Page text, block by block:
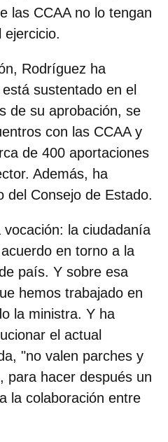
las CCAA no lo tengan
ejercicio.
Rodríguez ha
sustentado en el
de su aprobación, se
con las CCAA y
de 400 aportaciones
Además, ha
del Consejo de Estado.
la ciudadanía
en torno a la
país. Y sobre esa
hemos trabajado en
la ministra. Y ha
el actual
"no valen parches y
para hacer después un
la colaboración entre